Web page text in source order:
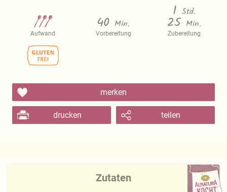
Aufwand
40 Min.
Vorbereitung
1 Std.
25 Min.
Zubereitung
merken
drucken teilen
Zutaten